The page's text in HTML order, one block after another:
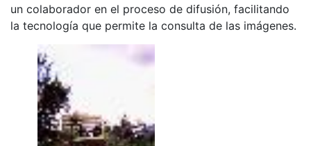
un colaborador en el proceso de difusión, facilitando
la tecnología que permite la consulta de las imágenes.